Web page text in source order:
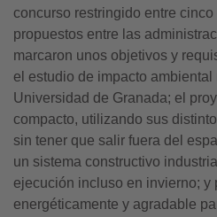
concurso restringido entre
propuestos entre las
marcaron unos objetivos y
el estudio de impacto
Universidad de Granada; el
compacto, utilizando sus
sin tener que salir fuera del
un sistema constructivo
ejecución incluso en invierno; y
energéticamente y agradable